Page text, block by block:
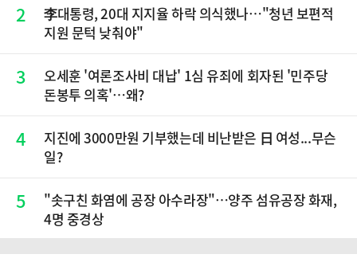
2
李대통령, 20대 지지율 하락 의식했나…"청년 보편적
지원 문턱 낮춰야"
3
오세훈 '여론조사비 대납' 1심 유죄에 회자된 '민주당
돈봉투 의혹'…왜?
4
지진에 3000만원 기부했는데 비난받은 日 여성...무슨
일?
5
"솟구친 화염에 공장 아수라장"…양주 섬유공장 화재,
4명 중경상